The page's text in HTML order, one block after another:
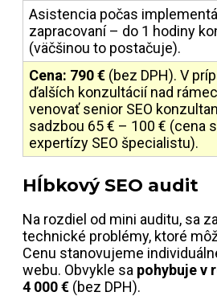
Asistencia počas
zapracovaní – do 1 hodiny
(väčšinou to postačuje).
Cena: 790 € (bez DPH). V
ďalších konzultácií nad
venovať senior SEO
sadzbou 65 € – 100 € (cena
expertízy SEO špecialistu).
Hĺbkový SEO audit
Na rozdiel od mini auditu, sa
technické problémy, ktoré
Cenu stanovujeme
webu. Obvykle sa pohybuje v
4 000 € (bez DPH).